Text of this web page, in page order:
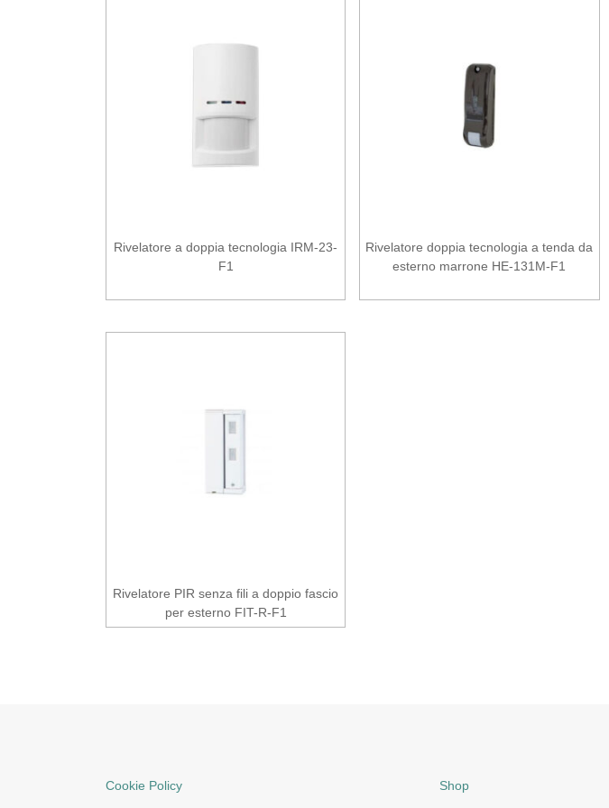
Rivelatore a doppia tecnologia IRM-23-
F1
Rivelatore doppia tecnologia a tenda da
esterno marrone HE-131M-F1
Rivelatore PIR senza fili a doppio fascio
per esterno FIT-R-F1
Cookie Policy
Shop